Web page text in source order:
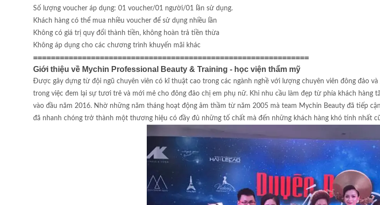
Số lượng voucher áp dụng: 01 voucher/01 người/01 lần sử dụng.
Khách hàng có thể mua nhiều voucher để sử dụng nhiều lần
Không có giá trị quy đổi thành tiền, không hoàn trả tiền thừa
Không áp dụng cho các chương trình khuyến mãi khác
==============================================================
Giới thiệu về Mychin Professional Beauty & Training - học viện thẩm mỹ
Được gây dựng từ đội ngũ chuyên viên có kĩ thuật cao trong các ngành nghề với lượng chuyên viên đông đảo
trong việc đem lại sự tươi trẻ và mới mẻ cho đông đảo chị em phụ nữ. Khi nhu cầu làm đẹp từ phía khách hàng
vào đầu năm 2016. Nhờ những năm tháng hoạt động âm thầm từ năm 2005 mà team Mychin Beauty đã tiếp
đã nhanh chóng trở thành một thương hiệu có đầy đủ những tố chất mà đến những khách hàng khó tính nhất